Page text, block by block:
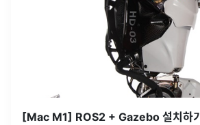
[Mac M1] ROS2 + Gazebo 설치하기